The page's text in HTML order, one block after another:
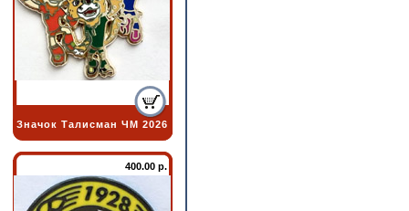
Значок Талисман ЧМ 2026
400.00 р.